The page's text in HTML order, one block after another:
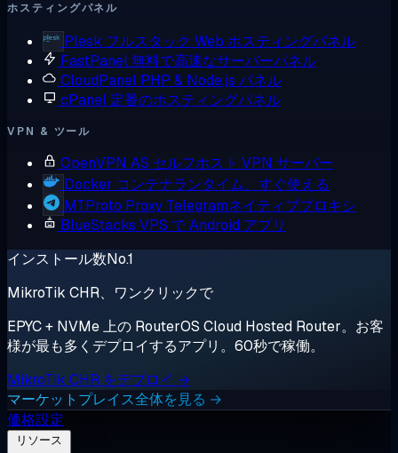
ホスティングパネル
Plesk フルスタック Web ホスティングパネル
FastPanel無料で高速なサーバーパネル
CloudPanel PHP & Node.js パネル
cPanel 定番のホスティングパネル
VPN & ツール
OpenVPN AS セルフホスト VPN サーバー
Docker コンテナランタイム、すぐ使える
MTProto Proxy Telegramネイティブプロキシ
BlueStacks VPS で Android アプリ
インストール数No.1
MikroTik CHR、ワンクリックで
EPYC + NVMe 上の RouterOS Cloud Hosted Router。お客
様が最も多くデプロイするアプリ。60秒で稼働。
MikroTik CHR をデプロイ →
マーケットプレイス全体を見る →
価格設定